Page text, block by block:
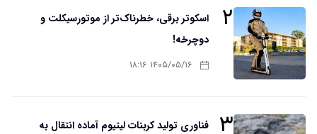
۲
اسکوتر برقی، خطرناک‌تر از موتورسیکلت و
دوچرخه!
۱۴۰۵/۰۵/۱۶ ۱۸:۱۶
۳
فناوری تولید کربنات لیتیوم آماده انتقال به